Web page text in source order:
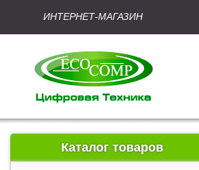
ИНТЕРНЕТ-МАГАЗИН
Каталог товаров